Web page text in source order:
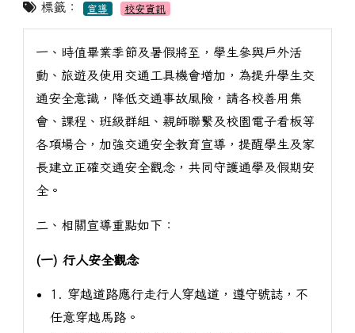
標籤： 宣導 校安資訊
一、時值畢業季節及暑假將至，學生參與戶外活
動、旅遊及使用交通工具機會增加，為提升學生交
通安全意識，降低交通事故風險，請各校善用集
會、課程、班級群組、親師聯繫及校園電子看板等
各項場合，加強交通安全教育宣導，提醒學生及家
長建立正確交通安全觀念，共同守護通學及假期安
全。
二、相關宣導重點如下：
(一) 行人安全觀念
1. 穿越道路應行走行人穿越道，遵守號誌，不
任意穿越馬路。